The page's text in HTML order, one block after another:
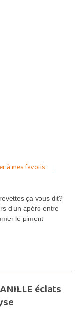
à mes favoris
ça vous dit?
d’un apéro entre
le piment
éclats